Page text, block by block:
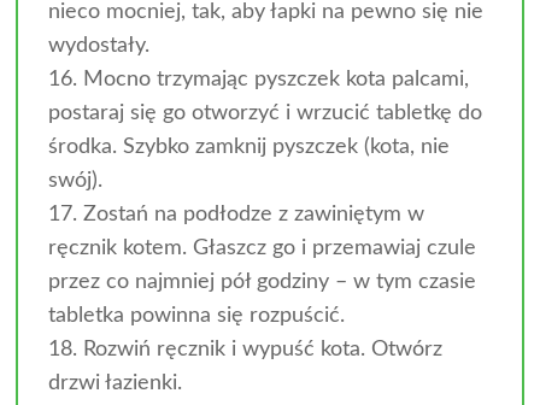
nieco mocniej, tak, aby łapki na pewno się nie
wydostały.
16. Mocno trzymając pyszczek kota palcami,
postaraj się go otworzyć i wrzucić tabletkę do
środka. Szybko zamknij pyszczek (kota, nie
swój).
17. Zostań na podłodze z zawiniętym w
ręcznik kotem. Głaszcz go i przemawiaj czule
przez co najmniej pół godziny – w tym czasie
tabletka powinna się rozpuścić.
18. Rozwiń ręcznik i wypuść kota. Otwórz
drzwi łazienki.